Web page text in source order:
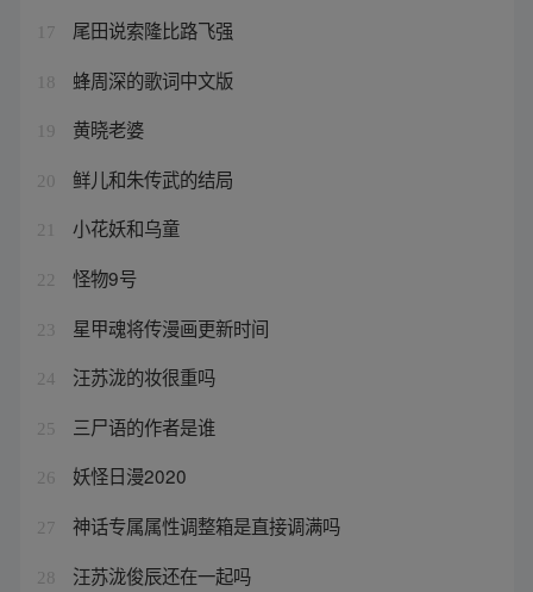
17 尾田说索隆比路飞强
18 蜂周深的歌词中文版
19 黄晓老婆
20 鲜儿和朱传武的结局
21 小花妖和乌童
22 怪物9号
23 星甲魂将传漫画更新时间
24 汪苏泷的妆很重吗
25 三尸语的作者是谁
26 妖怪日漫2020
27 神话专属属性调整箱是直接调满吗
28 汪苏泷俊辰还在一起吗